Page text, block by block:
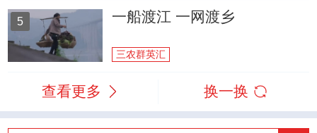
5 一船渡江 一网渡乡
三农群英汇
查看更多 换一换